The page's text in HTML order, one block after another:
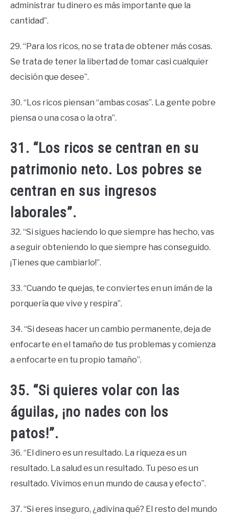
administrar tu dinero es más importante que la
cantidad”.
29. “Para los ricos, no se trata de obtener más cosas.
Se trata de tener la libertad de tomar casi cualquier
decisión que desee”.
30. “Los ricos piensan “ambas cosas”. La gente pobre
piensa o una cosa o la otra”.
31. “Los ricos se centran en su
patrimonio neto. Los pobres se
centran en sus ingresos
laborales”.
32. “Si sigues haciendo lo que siempre has hecho, vas
a seguir obteniendo lo que siempre has conseguido.
¡Tienes que cambiarlo!”.
33. “Cuando te quejas, te conviertes en un imán de la
porquería que vive y respira”.
34. “Si deseas hacer un cambio permanente, deja de
enfocarte en el tamaño de tus problemas y comienza
a enfocarte en tu propio tamaño”.
35. “Si quieres volar con las
águilas, ¡no nades con los
patos!”.
36. “El dinero es un resultado. La riqueza es un
resultado. La salud es un resultado. Tu peso es un
resultado. Vivimos en un mundo de causa y efecto”.
37. “Si eres inseguro, ¿adivina qué? El resto del mundo